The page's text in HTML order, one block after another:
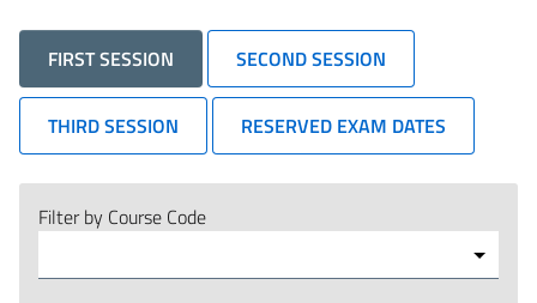
FIRST SESSION SECOND SESSION
THIRD SESSION RESERVED EXAM DATES
Filter by Course Code